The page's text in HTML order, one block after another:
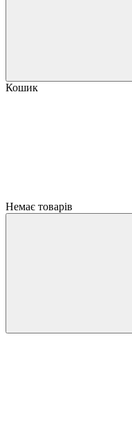
Кошик
Немає товарів